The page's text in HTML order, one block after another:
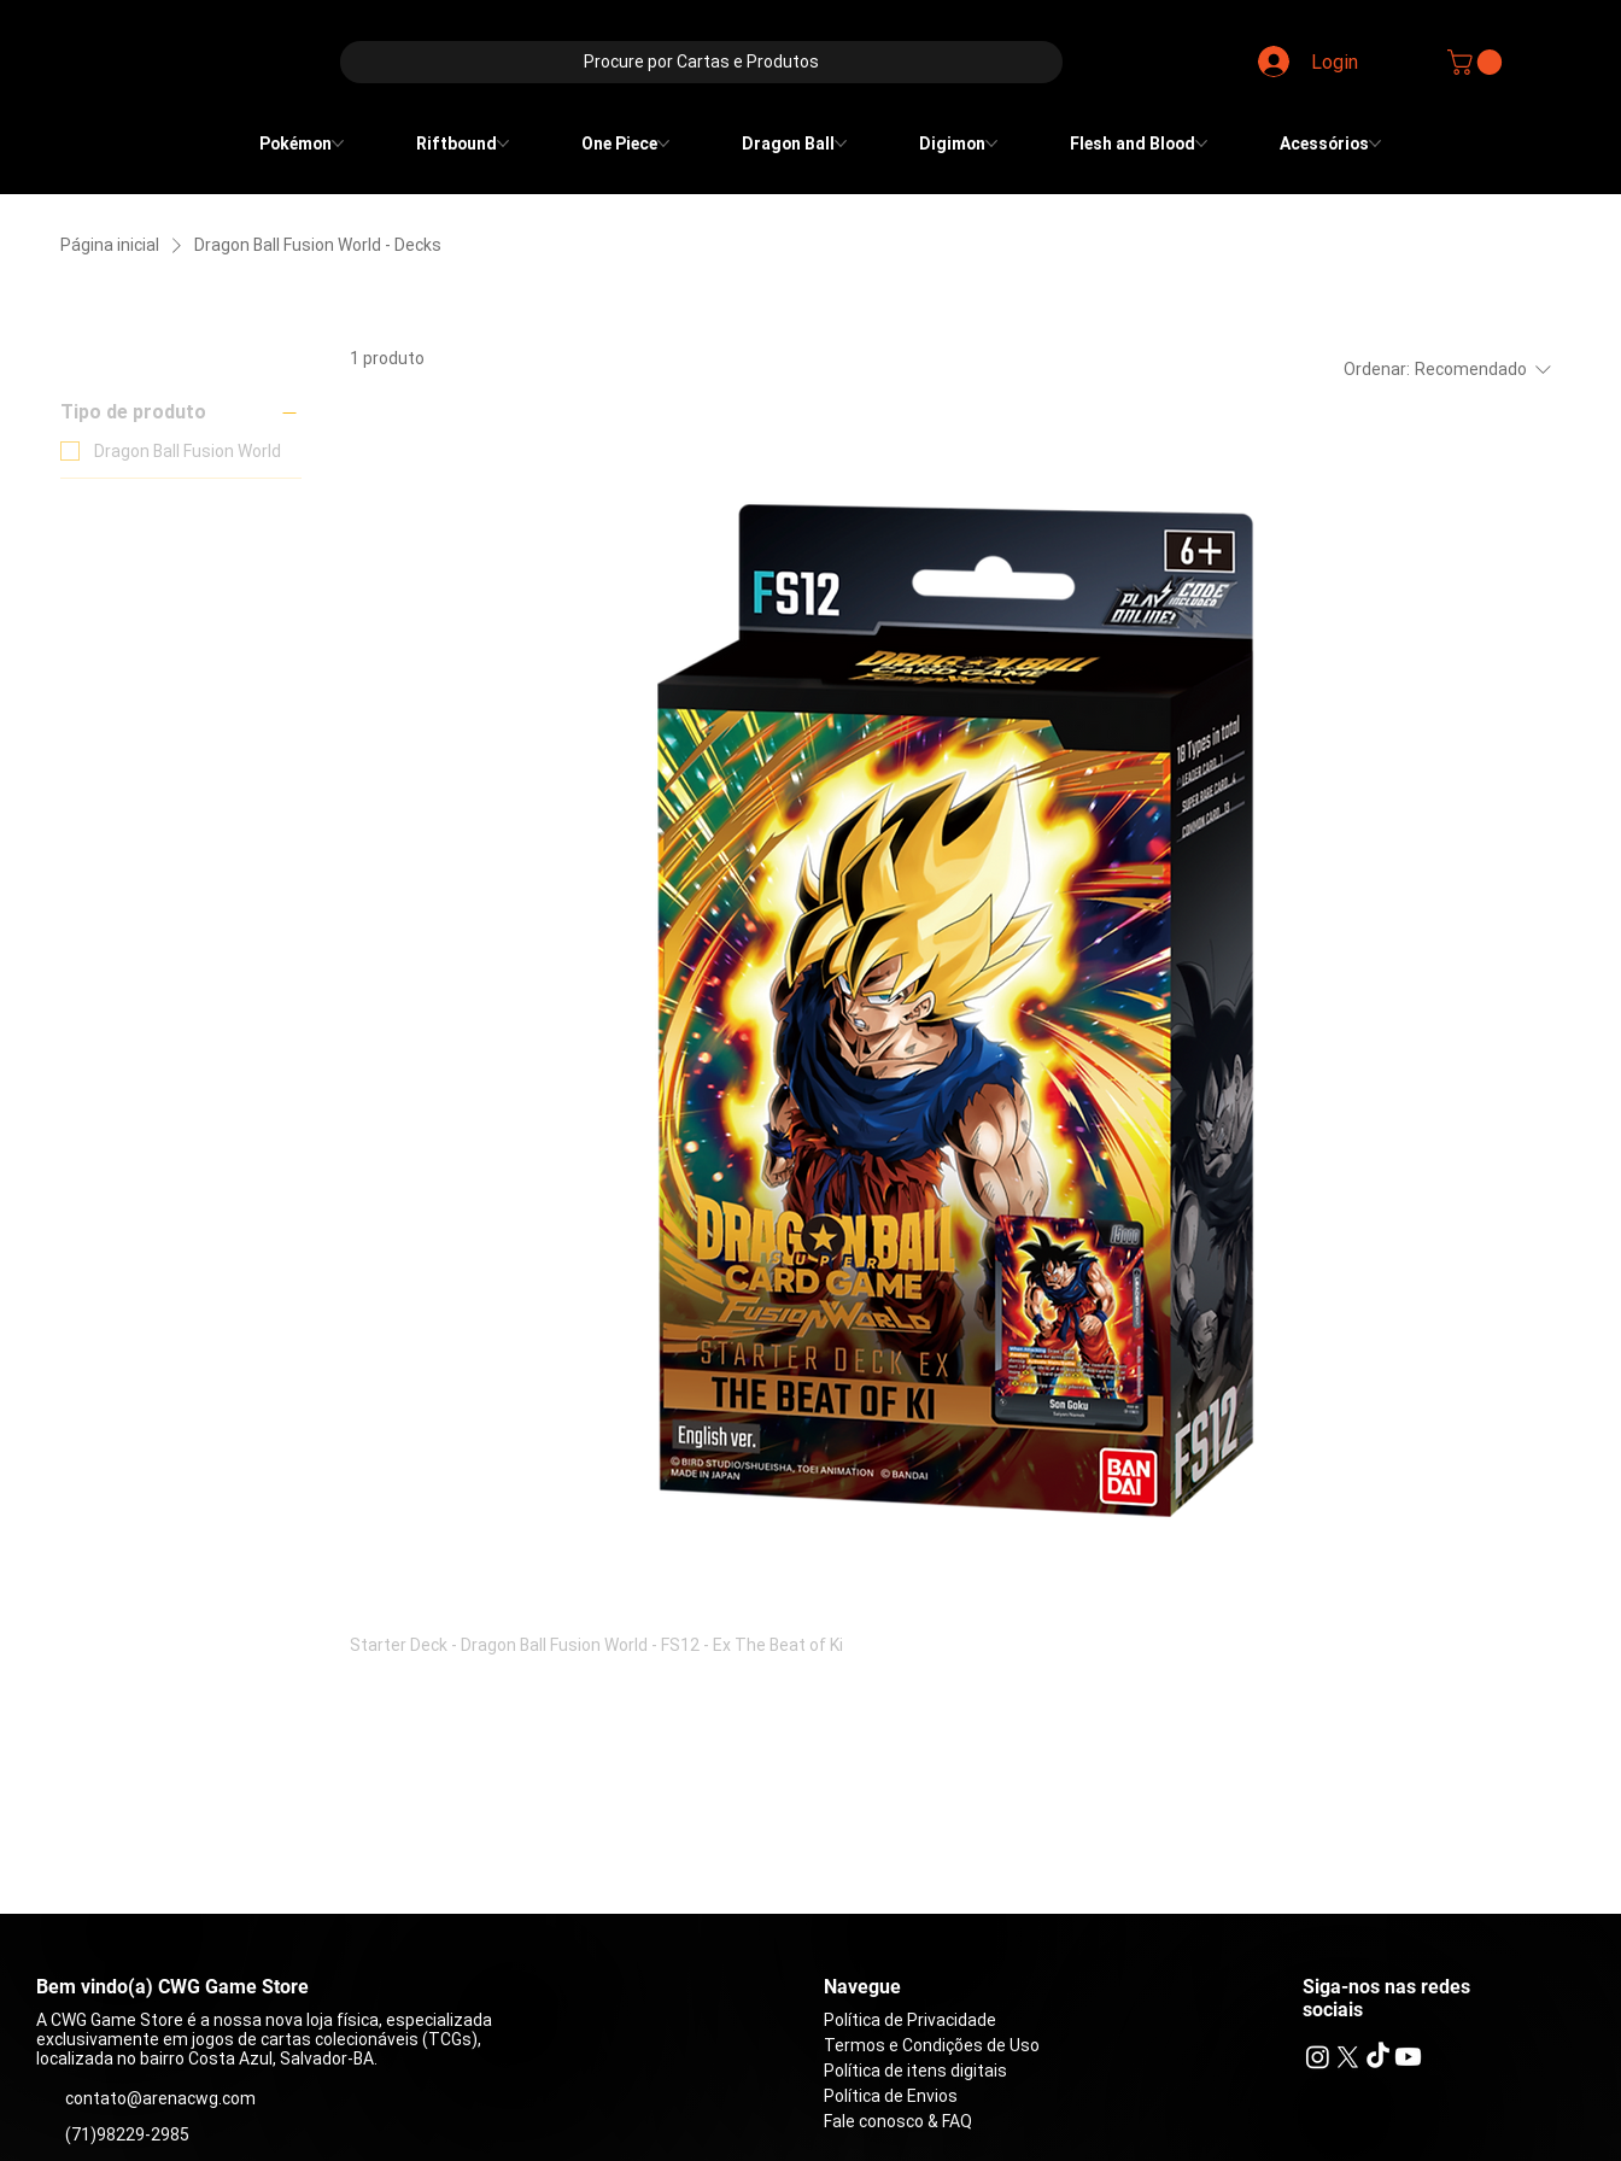
Pokémon Riftbound One Piece Dragon Ball Digimon Flesh and Blood Acessórios
Procure por Cartas e Produtos Login
Página inicial Dragon Ball Fusion World - Decks
Tipo de produto
Dragon Ball Fusion World
1 produto
Ordenar: Recomendado
Starter Deck - Dragon Ball Fusion World - FS12 - Ex The Beat of Ki
Bem vindo(a) CWG Game Store
A CWG Game Store é a nossa nova loja física, especializada
exclusivamente em jogos de cartas colecionáveis (TCGs),
localizada no bairro Costa Azul, Salvador-BA.
contato@arenacwg.com
(71)98229-2985
Navegue
Política de Privacidade
Termos e Condições de Uso
Política de itens digitais
Política de Envios
Fale conosco & FAQ
Siga-nos nas redes
sociais